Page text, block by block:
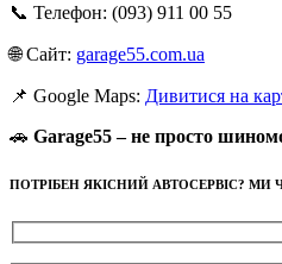
📞 Телефон: (093) 911 00 55
🌐 Сайт: garage55.com.ua
📌 Google Maps: Дивитися на
🚗 Garage55 – не просто
ПОТРІБЕН ЯКІСНИЙ АВТОСЕРВІС? МИ